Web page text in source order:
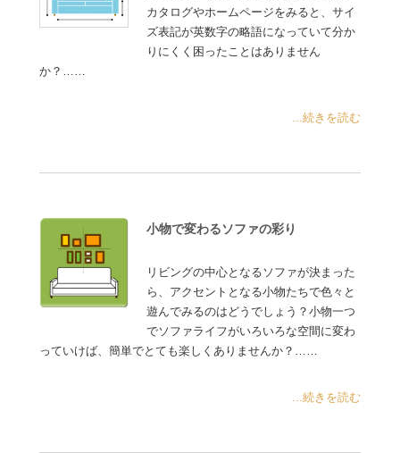
カタログやホームページをみると、サイ
ズ表記が英数字の略語になっていて分か
りにくく困ったことはありません
か？……
...続きを読む
小物で変わるソファの彩り
リビングの中心となるソファが決まった
ら、アクセントとなる小物たちで色々と
遊んでみるのはどうでしょう？小物一つ
でソファライフがいろいろな空間に変わ
っていけば、簡単でとても楽しくありませんか？……
...続きを読む